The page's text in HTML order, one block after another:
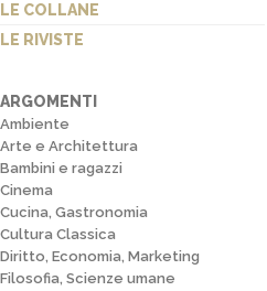
LE COLLANE
LE RIVISTE
ARGOMENTI
Ambiente
Arte e Architettura
Bambini e ragazzi
Cinema
Cucina, Gastronomia
Cultura Classica
Diritto, Economia, Marketing
Filosofia, Scienze umane